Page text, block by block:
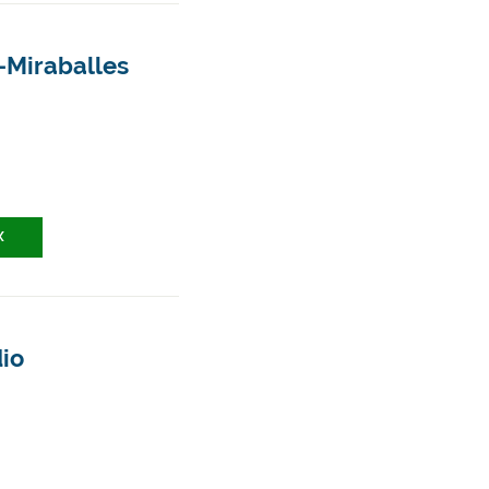
Miraballes